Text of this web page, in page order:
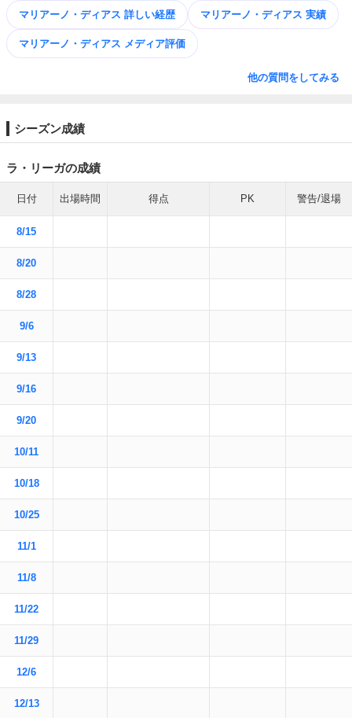
マリアーノ・ディアス 詳しい経歴 マリアーノ・ディアス 実績
マリアーノ・ディアス メディア評価
他の質問をしてみる
シーズン成績
ラ・リーガの成績
日付 出場時間 得点 PK 警告/退場
8/15
8/20
8/28
9/6
9/13
9/16
9/20
10/11
10/18
10/25
11/1
11/8
11/22
11/29
12/6
12/13